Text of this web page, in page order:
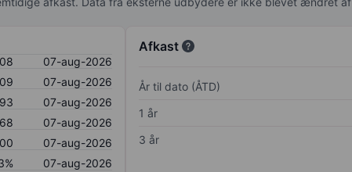
07-aug-2026
07-aug-2026
07-aug-2026
07-aug-2026
07-aug-2026
07-aug-2026
Afkast
År til dato (ÅTD)
1 år
3 år